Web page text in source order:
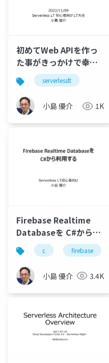
初めてWeb APIを作っ
た事がきっかけで幸せ
なエンジニアライフに
serverlesslt
小島 優介 1K
Firebase Realtime
Databaseを C#から利
用するc firebase
小島 優介 3.4K